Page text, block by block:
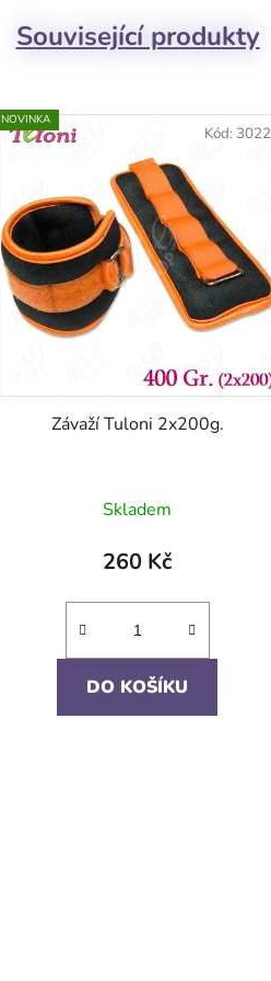
Související produkty
NOVINKA
Závaží Tuloni 2x200g.
Skladem
260 Kč
DO KOŠÍKU
Kód: 3022